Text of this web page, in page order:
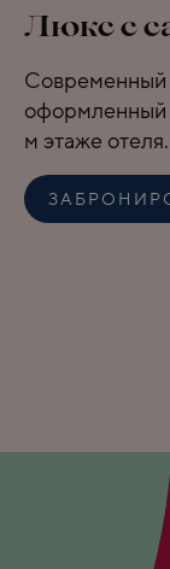
Люкс с
Современный
оформленный
м этаже отеля.